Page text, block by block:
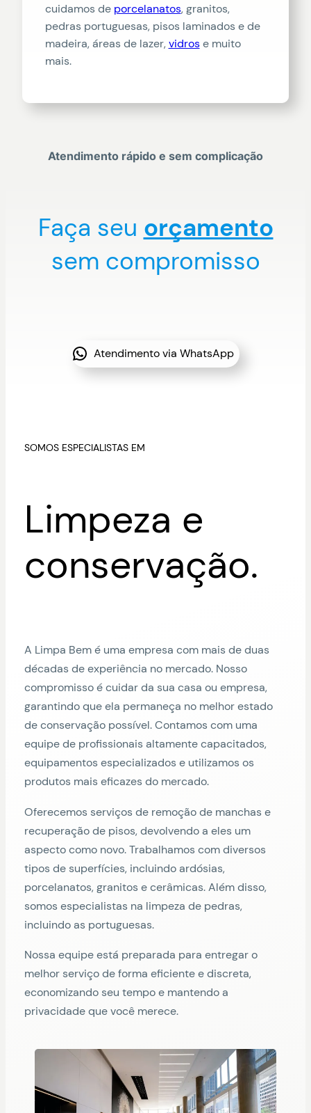
cuidamos de porcelanatos, granitos,
pedras portuguesas, pisos laminados e de
madeira, áreas de lazer, vidrose muito
mais.
Atendimento rápido e sem complicação
Faça seu orçamento
sem compromisso
Atendimento via WhatsApp
SOMOS ESPECIALISTAS EM
Limpeza e
conservação.
A Limpa Bem é uma empresa com mais de duas
décadas de experiência no mercado. Nosso
compromisso é cuidar da sua casa ou empresa,
garantindo que ela permaneça no melhor estado
de conservação possível. Contamos com uma
equipe de profissionais altamente capacitados,
equipamentos especializados e utilizamos os
produtos mais eficazes do mercado.
Oferecemos serviços de remoção de manchas e
recuperação de pisos, devolvendo a eles um
aspecto como novo. Trabalhamos com diversos
tipos de superfícies, incluindo ardósias,
porcelanatos, granitos e cerâmicas. Além disso,
somos especialistas na limpeza de pedras,
incluindo as portuguesas.
Nossa equipe está preparada para entregar o
melhor serviço de forma eficiente e discreta,
economizando seu tempo e mantendo a
privacidade que você merece.